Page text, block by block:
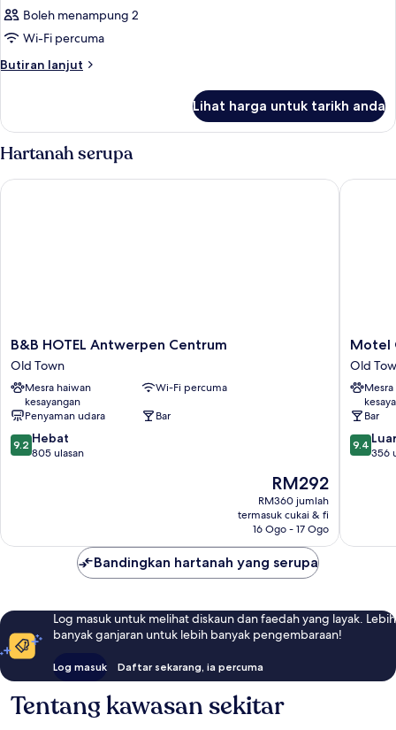
Boleh menampung 2
Wi-Fi percuma
Butiran lanjut
Butiran
Lihat harga untuk tarikh anda
Hartanah serupa
B&B
HOTEL
Antwerpen
Centrum
Old
Town
B&B HOTEL Antwerpen Centrum
Old Town
Mesra haiwan
kesayangan
Wi-Fi percuma
Penyaman udara
Bar
9.2
daripada
9.2 Hebat
805 ulasan
Harga
ialah
RM292
RM292
RM360 jumlah
termasuk cukai & fi
16 Ogo - 17 Ogo
B&B HOTEL Antwerpen Centrum
Motel
One
Old
Town
Motel
Old
Bar
9.4
9.4
356
Motel
Bandingkan hartanah yang serupa
Log masuk untuk melihat diskaun dan faedah yang layak. Lebih
banyak ganjaran untuk lebih banyak pengembaraan!
Log masuk Daftar sekarang, ia percuma
Tentang kawasan sekitar